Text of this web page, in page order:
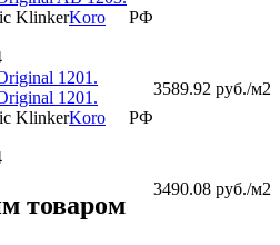
Klinker
РФ
Koro
3589.92 руб./м2
Klinker
РФ
Koro
3490.08 руб./м2
товаром